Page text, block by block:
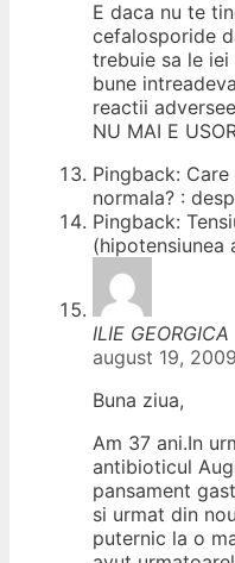
E daca nu te
cefalosporide
trebuie sa le iei
bune
reactii
NU MAI E
Pingback:
normala? :
Pingback:
(hipotensiunea
ILIE GEORGICA
august 19,
Buna ziua,
Am 37 ani.In
antibioticul
pansament
si urmat din
puternic la o